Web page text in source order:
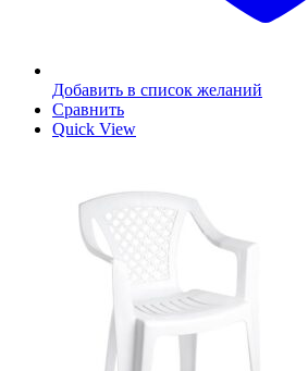
Добавить в список желаний
Сравнить
Quick View